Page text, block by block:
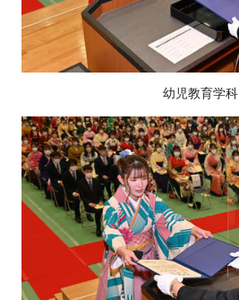
幼児教育学科